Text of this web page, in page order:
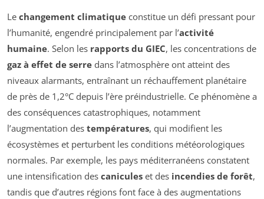
Le changement climatique constitue un défi pressant pour
l’humanité, engendré principalement par l’activité
humaine. Selon les rapports du GIEC, les concentrations de
gaz à effet de serre dans l’atmosphère ont atteint des
niveaux alarmants, entraînant un réchauffement planétaire
de près de 1,2°C depuis l’ère préindustrielle. Ce phénomène a
des conséquences catastrophiques, notamment
l’augmentation des températures, qui modifient les
écosystèmes et perturbent les conditions météorologiques
normales. Par exemple, les pays méditerranéens constatent
une intensification des canicules et des incendies de forêt,
tandis que d’autres régions font face à des augmentations